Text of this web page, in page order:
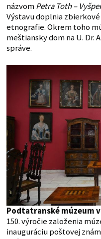
názvomPetra Toth –
Výstavu doplnia
etnografie. Okrem toho
meštiansky dom na U. Dr.
správe.
Podtatranské múzeum
150. výročie založenia
inauguráciu poštovej